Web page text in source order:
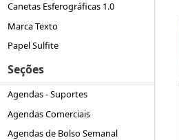
Canetas Esferográficas 1.0
Marca Texto
Papel Sulfite
Seções
Agendas - Suportes
Agendas Comerciais
Agendas de Bolso Semanal